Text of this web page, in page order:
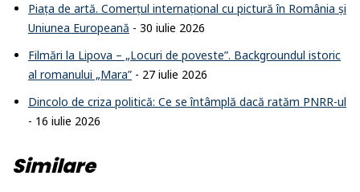
Piața de artă. Comerțul internațional cu pictură în România și
Uniunea Europeană - 30 iulie 2026
Filmări la Lipova – „Locuri de poveste”. Backgroundul istoric
al romanului „Mara” - 27 iulie 2026
Dincolo de criza politică: Ce se întâmplă dacă ratăm PNRR-ul
- 16 iulie 2026
Similare